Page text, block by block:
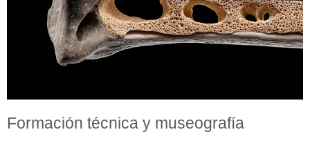
Formación técnica y museografía